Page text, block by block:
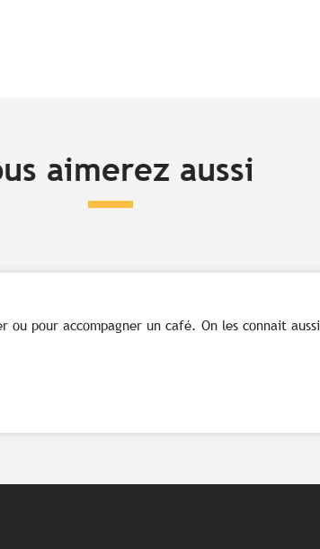
aimerez aussi
pour accompagner un café. On les connait